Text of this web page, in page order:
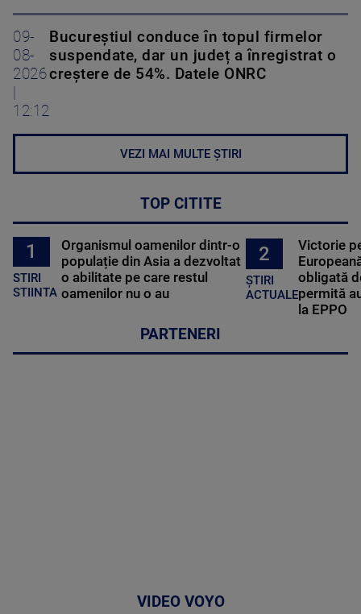
09-
08-
2026
|
12:12
Bucureștiul conduce în topul firmelor
suspendate, dar un județ a înregistrat o
creștere de 54%. Datele ONRC
VEZI MAI MULTE ȘTIRI
TOP CITITE
1
STIRI
STIINTA
Organismul oamenilor dintr-o
populație din Asia a dezvoltat
o abilitate pe care restul
oamenilor nu o au
2
ȘTIRI
ACTUALE
Victorie
obligată
permită
la EPPO
PARTENERI
VIDEO VOYO